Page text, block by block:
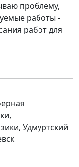
проблему,
работы -
работ для
Удмуртский